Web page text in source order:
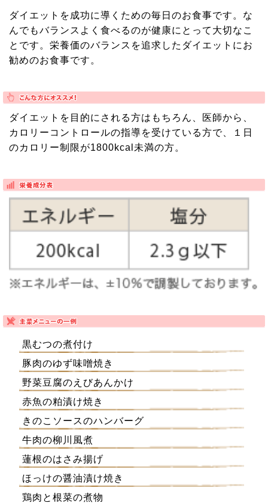
ダイエットを成功に導くための毎日のお食事です。な
んでもバランスよく食べるのが健康にとって大切なこ
とです。栄養価のバランスを追求したダイエットにお
勧めのお食事です。
ダイエットを目的にされる方はもちろん、医師から、
カロリーコントロールの指導を受けている方で、１日
のカロリー制限が1800kcal未満の方。
黒むつの煮付け
豚肉のゆず味噌焼き
野菜豆腐のえびあんかけ
赤魚の粕漬け焼き
きのこソースのハンバーグ
牛肉の柳川風煮
蓮根のはさみ揚げ
ほっけの醤油漬け焼き
鶏肉と根菜の煮物